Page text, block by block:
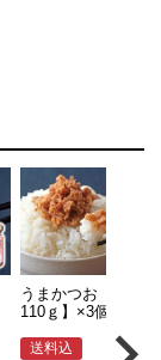
うまかつお【瓶入り
110ｇ】×3個セット
送料込